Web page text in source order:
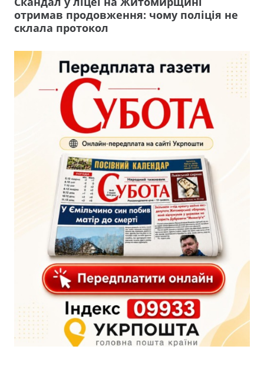
отримав продовження: чому поліція не
склала протокол